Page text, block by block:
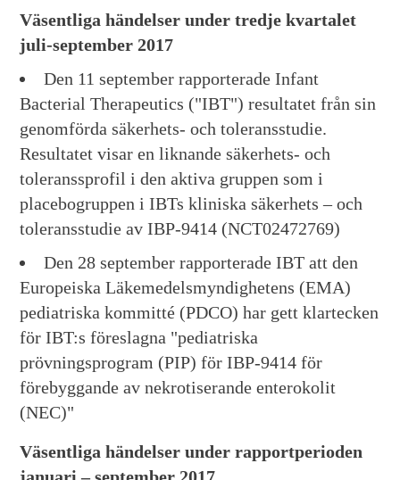
Väsentliga händelser under tredje kvartalet
juli-september 2017
Den 11 september rapporterade Infant
Bacterial Therapeutics ("IBT") resultatet från sin
genomförda säkerhets- och toleransstudie.
Resultatet visar en liknande säkerhets- och
toleranssprofil i den aktiva gruppen som i
placebogruppen i IBTs kliniska säkerhets – och
toleransstudie av IBP-9414 (NCT02472769)
Den 28 september rapporterade IBT att den
Europeiska Läkemedelsmyndighetens (EMA)
pediatriska kommitté (PDCO) har gett klartecken
för IBT:s föreslagna "pediatriska
prövningsprogram (PIP) för IBP-9414 för
förebyggande av nekrotiserande enterokolit
(NEC)"
Väsentliga händelser under rapportperioden